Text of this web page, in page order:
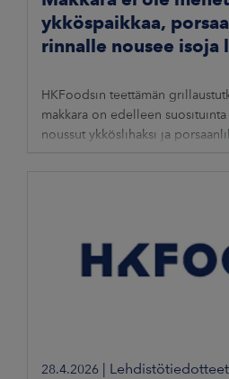
ykköspaikkaa,
rinnalle nousee isoja
HKFoodsin teettämän
makkara on edelleen
noussut ykköslihaksi ja
28.4.2026 Lehdistötiedotteet